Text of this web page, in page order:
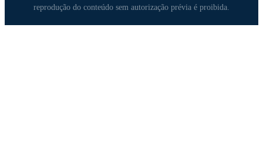
reprodução do conteúdo sem autorização prévia é proibida.